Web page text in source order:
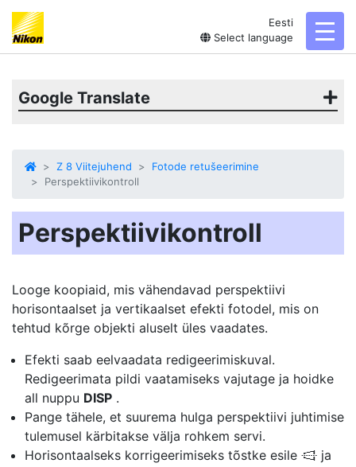
Eesti
Select language
Google Translate
Z 8 Viitejuhend
Fotode retušeerimine
Perspektiivikontroll
Perspektiivikontroll
Looge koopiaid, mis vähendavad perspektiivi
horisontaalset ja vertikaalset efekti fotodel, mis on
tehtud kõrge objekti aluselt üles vaadates.
Efekti saab eelvaadata redigeerimiskuval.
Redigeerimata pildi vaatamiseks vajutage ja hoidke
all nuppu DISP .
Pange tähele, et suurema hulga perspektiivi juhtimise
tulemusel kärbitakse välja rohkem servi.
Horisontaalseks korrigeerimiseks tõstke esile J ja